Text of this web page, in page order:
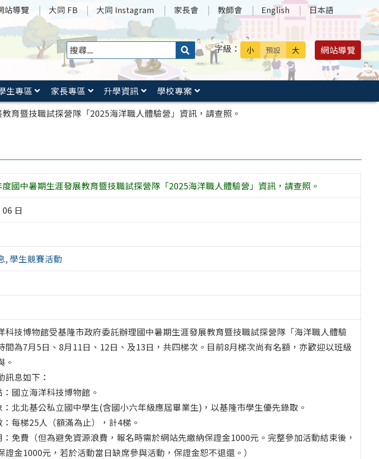
站導覽 大同 FB 大同 Instagram 家長會 教師會 English 日本語
搜
送出 字級： 小 預設 大 網站導覽
生專區 家長專區 升學資訊
學校專案
育暨技職試探營隊「2025海洋職人體驗營」資訊，請查照。
國中暑期生涯發展教育暨技職試探營隊「2025海洋職人體驗營」資訊，請查照。
日
, 學生競賽活動
科技博物館受基隆市政府委託辦理國中暑期生涯發展教育暨技職試探營隊「海洋職人體驗
間為7月5日、8月11日、12日、及13日，共四梯次。目前8月梯次尚有名額，亦歡迎以班級
。
訊息如下：
國立海洋科技博物館。
北北基公私立國中學生(含國小六年級應屆畢業生)，以基隆市學生優先錄取。
每梯25人（額滿為止），計4梯。
免費（但為避免資源浪費，報名時需於網站先繳納保證金1000元。完整參加活動結束後，
證金1000元，若於活動當日缺席參與活動，保證金恕不退還。）